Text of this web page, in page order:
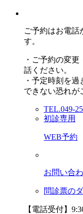
ご予約はお電話
す。
・ご予約の変
話ください。
・予定時刻を
できない恐れが
TEL.049-
初診専用
WEB予約
お問い合
問診票の
【電話受付】